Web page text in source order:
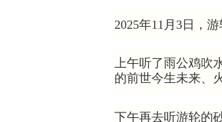
2025年11月3日，游
上午听了雨公鸡吹
的前世今生未来、
下午再去听游轮的